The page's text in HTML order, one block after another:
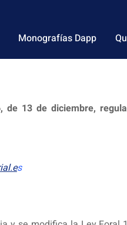
Monografías Dapp
13 de diciembre,
s